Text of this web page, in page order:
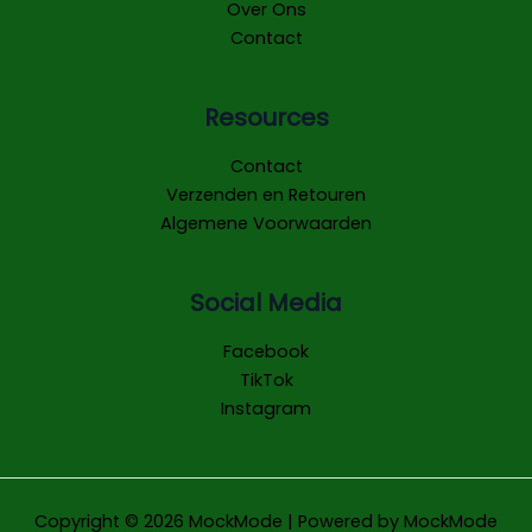
Over Ons
Contact
Resources
Contact
Verzenden en Retouren
Algemene Voorwaarden
Social Media
Facebook
TikTok
Instagram
Copyright © 2026 MockMode | Powered by MockMode